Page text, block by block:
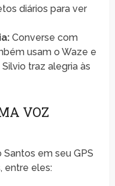
diários para ver
Converse com
usam o Waze e
traz alegria às
VOZ
em seu GPS
entre eles: